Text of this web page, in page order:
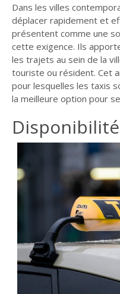
Dans les villes
déplacer rapidement et
présentent comme une
cette exigence. Ils
les trajets au sein de la
touriste ou résident. Cet
pour lesquelles les taxis
la meilleure option pour